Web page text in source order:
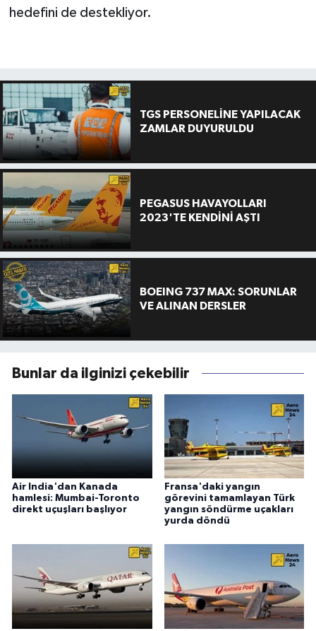
hedefini de destekliyor.
TGS PERSONELİNE YAPILACAK
ZAMLAR DUYURULDU
PEGASUS HAVAYOLLARI
2023'TE KENDİNİ AŞTI
BOEING 737 MAX: SORUNLAR
VE ALINAN DERSLER
Bunlar da ilginizi çekebilir
Air India'dan Kanada
hamlesi: Mumbai-Toronto
direkt uçuşları başlıyor
Fransa'daki yangın
görevini tamamlayan Türk
yangın söndürme uçakları
yurda döndü